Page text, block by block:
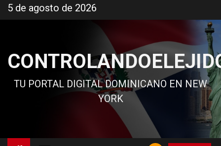
al
5 de agosto de 2026
TU PORTAL DIGITAL DOMINICANO EN NEW
YORK